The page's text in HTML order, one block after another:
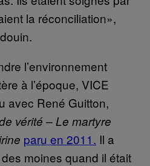
la réconciliation»,
l’environnement
à l’époque, VICE
avec René Guitton,
vérité – Le martyre
paru en 2011. Il a
moines quand il était